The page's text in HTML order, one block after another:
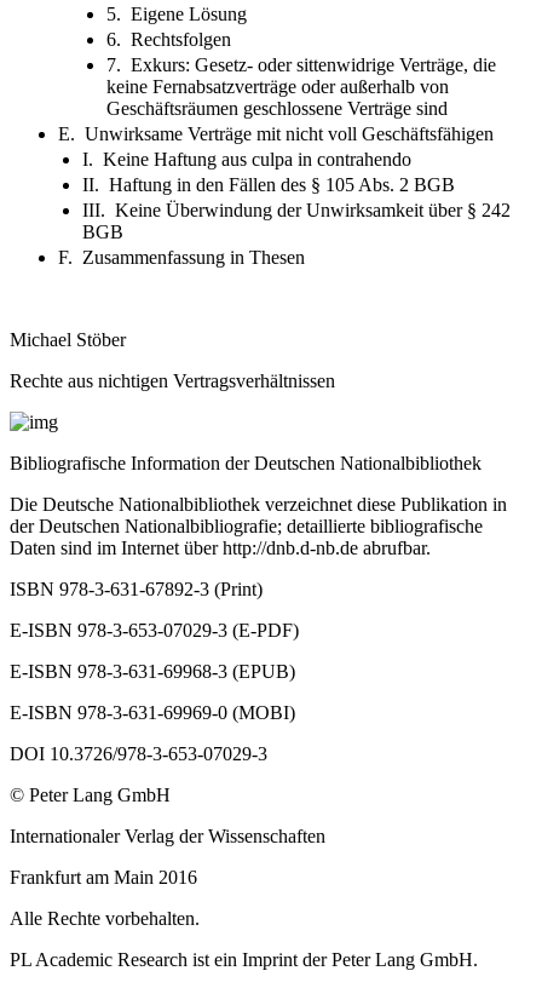
5. Eigene Lösung
6. Rechtsfolgen
7. Exkurs: Gesetz- oder sittenwidrige Verträge, die
keine Fernabsatzverträge oder außerhalb von
Geschäftsräumen geschlossene Verträge sind
E. Unwirksame Verträge mit nicht voll Geschäftsfähigen
I. Keine Haftung aus culpa in contrahendo
II. Haftung in den Fällen des § 105 Abs. 2 BGB
III. Keine Überwindung der Unwirksamkeit über § 242
BGB
F. Zusammenfassung in Thesen
Michael Stöber
Rechte aus nichtigen Vertragsverhältnissen
Bibliografische Information der Deutschen Nationalbibliothek
Die Deutsche Nationalbibliothek verzeichnet diese Publikation in
der Deutschen Nationalbibliografie; detaillierte bibliografische
Daten sind im Internet überhttp://dnb.d-nb.de abrufbar.
ISBN 978-3-631-67892-3 (Print)
E-ISBN 978-3-653-07029-3 (E-PDF)
E-ISBN 978-3-631-69968-3 (EPUB)
E-ISBN 978-3-631-69969-0 (MOBI)
DOI 10.3726/978-3-653-07029-3
© Peter Lang GmbH
Internationaler Verlag der Wissenschaften
Frankfurt am Main 2016
Alle Rechte vorbehalten.
PL Academic Research ist ein Imprint der Peter Lang GmbH.